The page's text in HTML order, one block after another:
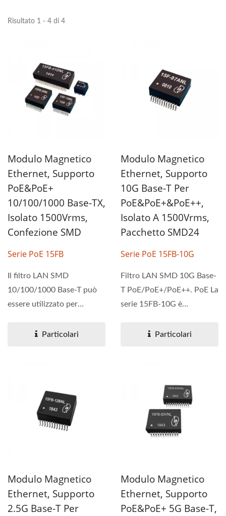
Risultato 1 - 4 di 4
Modulo Magnetico
Ethernet, Supporto
PoE&PoE+
10/100/1000 Base-TX,
Isolato 1500Vrms,
Confezione SMD
Serie PoE 15FB
Il filtro LAN SMD
10/100/1000 Base-T può
essere utilizzato per
Prestazioni...Particolari
Modulo Magnetico
Ethernet, Supporto
10G Base-T Per
PoE&PoE+&PoE++,
Isolato A 1500Vrms,
Pacchetto SMD24
Serie PoE 15FB-10G
Filtro LAN SMD 10G Base-
T PoE/PoE+/PoE++. PoE La
serie 15FB-10G è
applicazioni...Particolari
Modulo Magnetico
Ethernet, Supporto
2.5G Base-T Per
Modulo Magnetico
Ethernet, Supporto
PoE&PoE+ 5G Base-T,